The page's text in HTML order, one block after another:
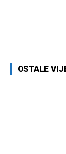
OSTALE